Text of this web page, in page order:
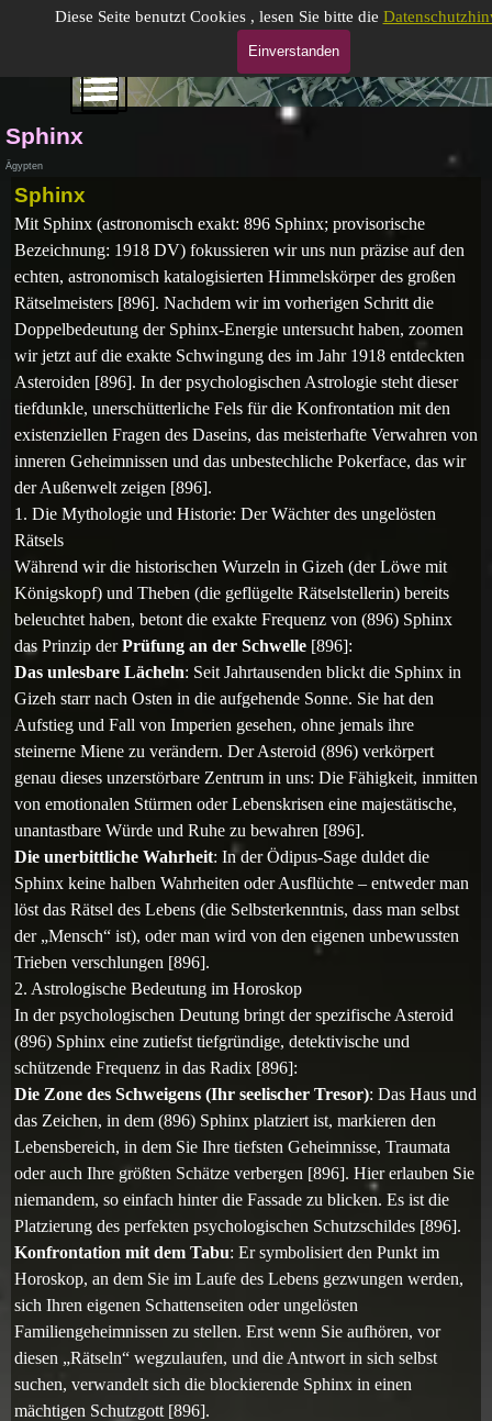
Diese Seite benutzt Cookies , lesen Sie bitte die
Einverstanden
Direkt zum SeiteninhaltGabrielle Moog, gepr. Astrologin (DAV)
Menü überspringen
Menü überspringen
Sphinx
Ägypten
Sphinx
Mit Sphinx (astronomisch exakt: 896 Sphinx; provisorische
Bezeichnung: 1918 DV) fokussieren wir uns nun präzise auf den
echten, astronomisch katalogisierten Himmelskörper des großen
Rätselmeisters [896]. Nachdem wir im vorherigen Schritt die
Doppelbedeutung der Sphinx-Energie untersucht haben, zoomen
wir jetzt auf die exakte Schwingung des im Jahr 1918 entdeckten
Asteroiden [896]. In der psychologischen Astrologie steht dieser
tiefdunkle, unerschütterliche Fels für die Konfrontation mit den
existenziellen Fragen des Daseins, das meisterhafte Verwahren von
inneren Geheimnissen und das unbestechliche Pokerface, das wir
der Außenwelt zeigen [896].
1. Die Mythologie und Historie: Der Wächter des ungelösten
Rätsels
Während wir die historischen Wurzeln in Gizeh (der Löwe mit
Königskopf) und Theben (die geflügelte Rätselstellerin) bereits
beleuchtet haben, betont die exakte Frequenz von (896) Sphinx
das Prinzip derPrüfung an der Schwelle [896]:
Das unlesbare Lächeln: Seit Jahrtausenden blickt die Sphinx in
Gizeh starr nach Osten in die aufgehende Sonne. Sie hat den
Aufstieg und Fall von Imperien gesehen, ohne jemals ihre
steinerne Miene zu verändern. Der Asteroid (896) verkörpert
genau dieses unzerstörbare Zentrum in uns: Die Fähigkeit, inmitten
von emotionalen Stürmen oder Lebenskrisen eine majestätische,
unantastbare Würde und Ruhe zu bewahren [896].
Die unerbittliche Wahrheit: In der Ödipus-Sage duldet die
Sphinx keine halben Wahrheiten oder Ausflüchte – entweder man
löst das Rätsel des Lebens (die Selbsterkenntnis, dass man selbst
der „Mensch“ ist), oder man wird von den eigenen unbewussten
Trieben verschlungen [896].
2. Astrologische Bedeutung im Horoskop
In der psychologischen Deutung bringt der spezifische Asteroid
(896) Sphinx eine zutiefst tiefgründige, detektivische und
schützende Frequenz in das Radix [896]:
Die Zone des Schweigens (Ihr seelischer Tresor): Das Haus und
das Zeichen, in dem (896) Sphinx platziert ist, markieren den
Lebensbereich, in dem Sie Ihre tiefsten Geheimnisse, Traumata
oder auch Ihre größten Schätze verbergen [896]. Hier erlauben Sie
niemandem, so einfach hinter die Fassade zu blicken. Es ist die
Platzierung des perfekten psychologischen Schutzschildes [896].
Konfrontation mit dem Tabu: Er symbolisiert den Punkt im
Horoskop, an dem Sie im Laufe des Lebens gezwungen werden,
sich Ihren eigenen Schattenseiten oder ungelösten
Familiengeheimnissen zu stellen. Erst wenn Sie aufhören, vor
diesen „Rätseln“ wegzulaufen, und die Antwort in sich selbst
suchen, verwandelt sich die blockierende Sphinx in einen
mächtigen Schutzgott [896].